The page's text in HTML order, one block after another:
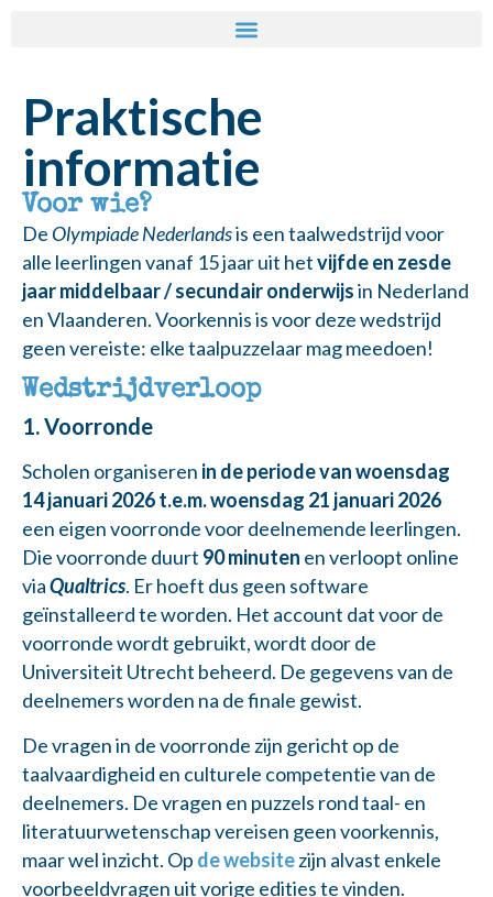
Praktische
informatie
Voor wie?
De Olympiade Nederlandsis een taalwedstrijd voor
alle leerlingen vanaf 15 jaar uit hetvijfde en zesde
jaar middelbaar / secundair onderwijsin Nederland
en Vlaanderen. Voorkennis is voor deze wedstrijd
geen vereiste: elke taalpuzzelaar mag meedoen!
Wedstrijdverloop
1. Voorronde
Scholen organiseren in de periode van woensdag
14 januari 2026 t.e.m. woensdag 21 januari 2026
een eigen voorronde voor deelnemende leerlingen.
Die voorronde duurt 90 minuten en verloopt online
viaQualtrics. Er hoeft dus geen software
geïnstalleerd te worden. Het account dat voor de
voorronde wordt gebruikt, wordt door de
Universiteit Utrecht beheerd. De gegevens van de
deelnemers worden na de finale gewist.
De vragen in de voorronde zijn gericht op de
taalvaardigheid en culturele competentie van de
deelnemers. De vragen en puzzels rond taal- en
literatuurwetenschap vereisen geen voorkennis,
maar wel inzicht. Op de websitezijn alvast enkele
voorbeeldvragen uit vorige edities te vinden.